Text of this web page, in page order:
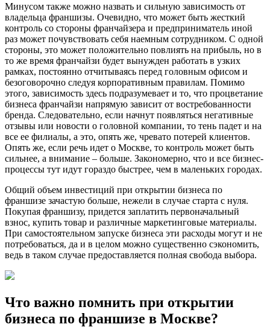
Минусом также можно назвать и сильную зависимость от
владельца франшизы. Очевидно, что может быть жесткий
контроль со стороны франчайзера и предприниматель иной
раз может почувствовать себя наемным сотрудником. С одной
стороны, это может положительно повлиять на прибыль, но в
то же время франчайзи будет вынужден работать в узких
рамках, постоянно отчитываясь перед головным офисом и
безоговорочно следуя корпоративным правилам. Помимо
этого, зависимость здесь подразумевает и то, что процветание
бизнеса франчайзи напрямую зависит от востребованности
бренда. Следовательно, если начнут появляться негативные
отзывы или новости о головной компании, то тень падет и на
все ее филиалы, а это, опять же, чревато потерей клиентов.
Опять же, если речь идет о Москве, то контроль может быть
сильнее, а внимание – больше. Закономерно, что и все бизнес-
процессы тут идут гораздо быстрее, чем в маленьких городах.
Общий объем инвестиций при открытии бизнеса по
франшизе зачастую больше, нежели в случае старта с нуля.
Покупая франшизу, придется заплатить первоначальный
взнос, купить товар и различные маркетинговые материалы.
При самостоятельном запуске бизнеса эти расходы могут и не
потребоваться, да и в целом можно существенно сэкономить,
ведь в таком случае предоставляется полная свобода выбора.
Что важно помнить при открытии
бизнеса по франшизе в Москве?